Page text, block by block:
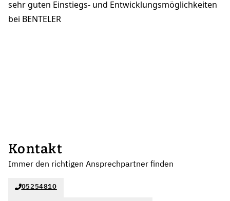
sehr guten Einstiegs- und Entwicklungsmöglichkeiten
bei BENTELER
Kontakt
Immer den richtigen Ansprechpartner finden
05254810